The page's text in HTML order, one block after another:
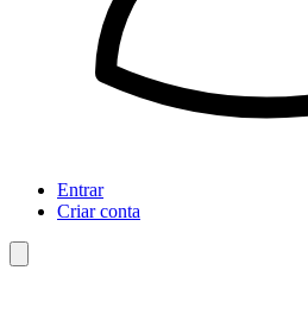
Entrar
Criar conta